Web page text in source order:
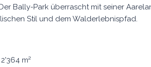
Bally-Park überrascht mit seiner
Stil und dem Walderlebnispfad.
m²